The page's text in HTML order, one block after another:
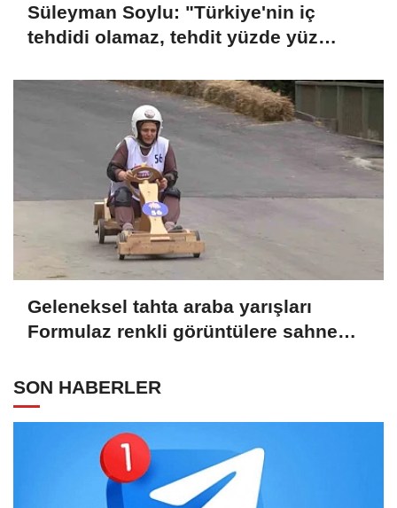
Süleyman Soylu: "Türkiye'nin iç
tehdidi olamaz, tehdit yüzde yüz
Geleneksel tahta araba yarışları
Formulaz renkli görüntülere sahne
SON HABERLER